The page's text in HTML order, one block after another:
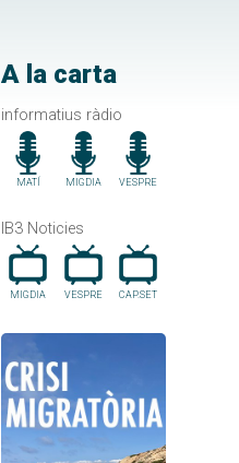
A la carta
informatius ràdio
MATÍ MIGDIA VESPRE
IB3 Noticies
MIGDIA VESPRE CAP.SET